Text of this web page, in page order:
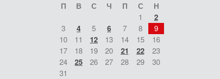
П В С Ч П С Н
1 2
3 4 5 6 7 8
9
10
11 12 13 14 15
16
17
18 19 20 21 22
23
24
25 26 27 28 29
30
31